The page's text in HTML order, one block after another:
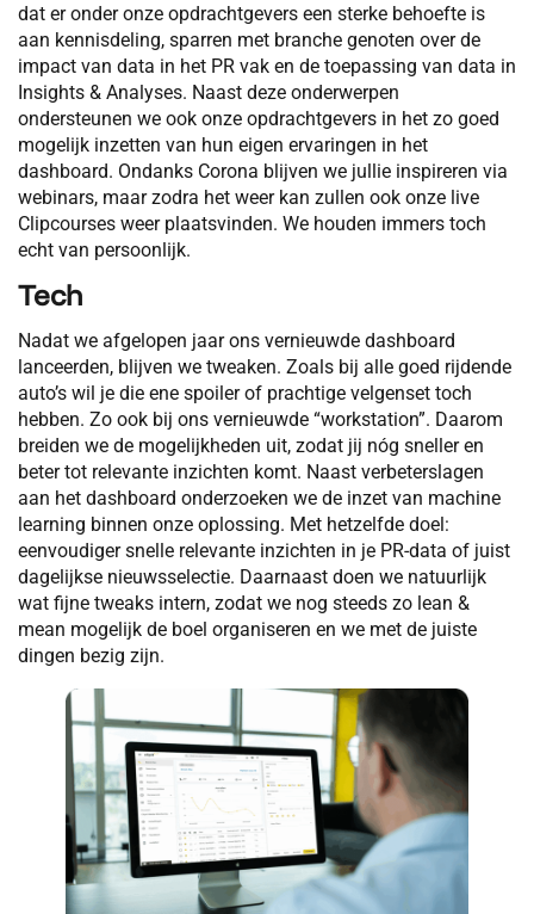
dat er onder onze opdrachtgevers een sterke behoefte is
aan kennisdeling, sparren met branche genoten over de
impact van data in het PR vak en de toepassing van data in
Insights & Analyses. Naast deze onderwerpen
ondersteunen we ook onze opdrachtgevers in het zo goed
mogelijk inzetten van hun eigen ervaringen in het
dashboard. Ondanks Corona blijven we jullie inspireren via
webinars, maar zodra het weer kan zullen ook onze live
Clipcourses weer plaatsvinden. We houden immers toch
echt van persoonlijk.
Tech
Nadat we afgelopen jaar ons vernieuwde dashboard
lanceerden, blijven we tweaken. Zoals bij alle goed rijdende
auto’s wil je die ene spoiler of prachtige velgenset toch
hebben. Zo ook bij ons vernieuwde “workstation”. Daarom
breiden we de mogelijkheden uit, zodat jij nóg sneller en
beter tot relevante inzichten komt. Naast verbeterslagen
aan het dashboard onderzoeken we de inzet van machine
learning binnen onze oplossing. Met hetzelfde doel:
eenvoudiger snelle relevante inzichten in je PR-data of juist
dagelijkse nieuwsselectie. Daarnaast doen we natuurlijk
wat fijne tweaks intern, zodat we nog steeds zo lean &
mean mogelijk de boel organiseren en we met de juiste
dingen bezig zijn.